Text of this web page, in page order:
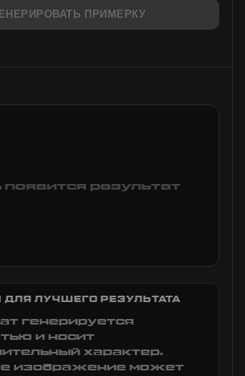
ПРИМЕРКУ
появится результат
ДЛЯ ЛУЧШЕГО РЕЗУЛЬТАТА
генерируется
и носит
характер.
изображение может